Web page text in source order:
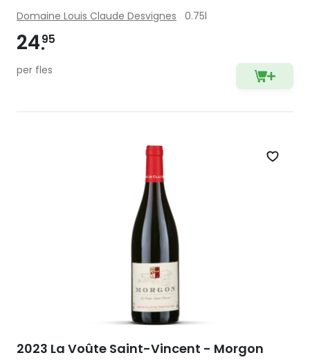
Domaine Louis Claude Desvignes 0.75l
2495
per fles
Zet
2023 La Voûte Saint-Vincent - Morgon